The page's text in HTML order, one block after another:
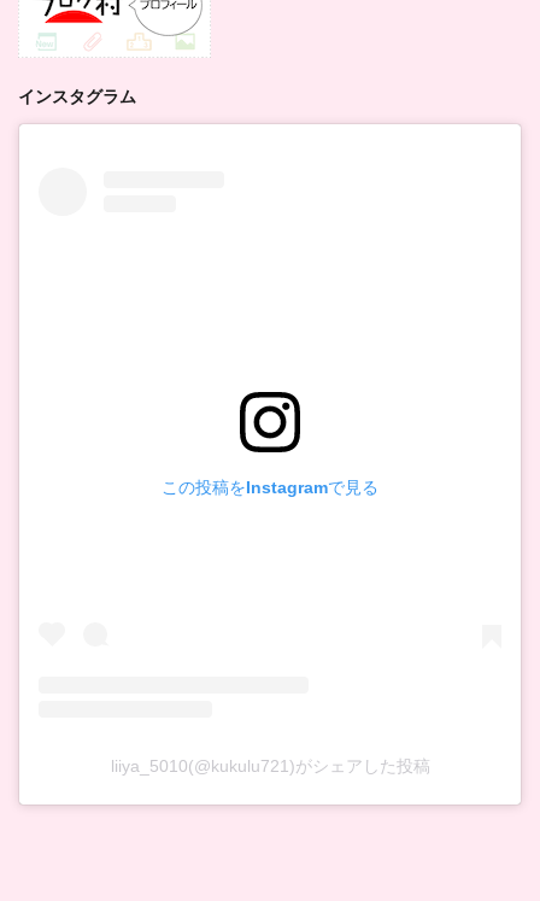
インスタグラム
この投稿をInstagramで見る
liiya_5010(@kukulu721)がシェアした投稿